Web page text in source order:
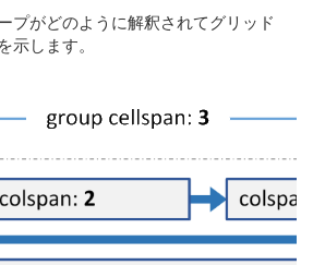
プがどのように解釈されてグリッド
示します。